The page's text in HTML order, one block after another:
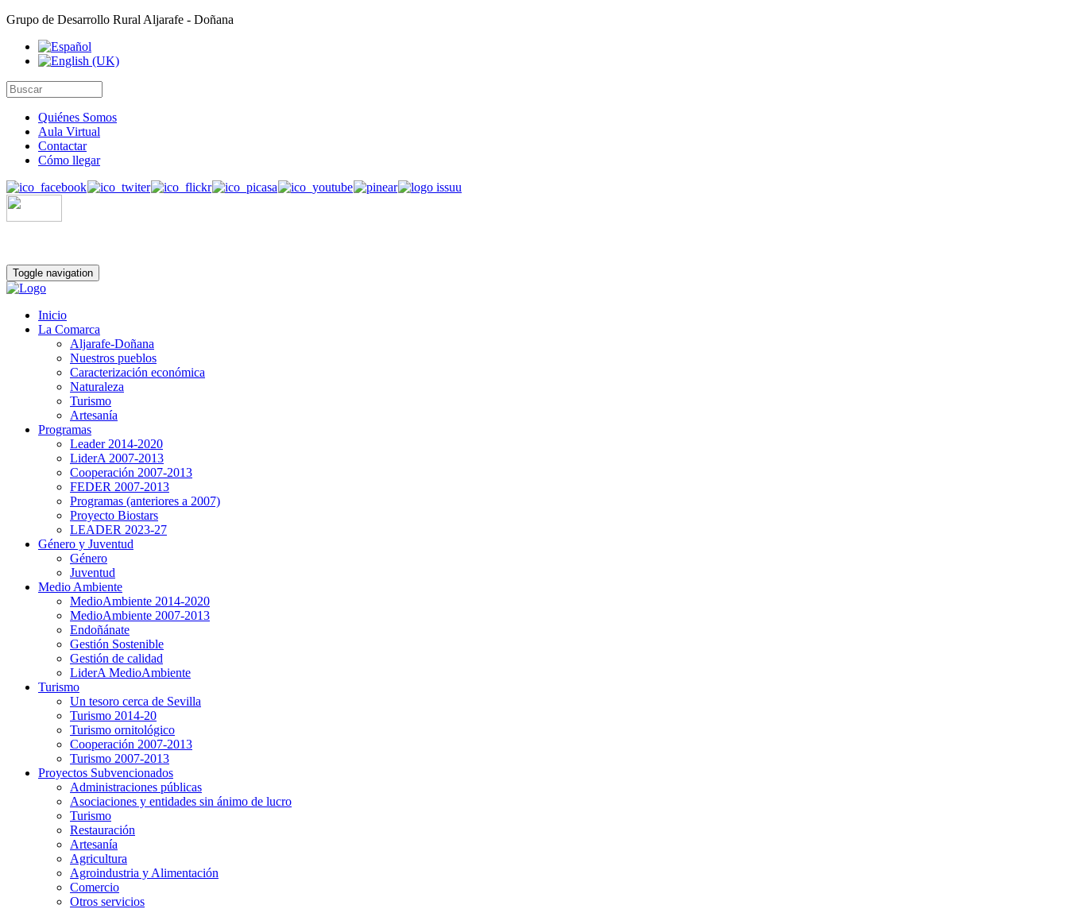
Grupo de Desarrollo Rural Aljarafe - Doñana
Quiénes Somos
Aula Virtual
Contactar
Cómo llegar
Toggle navigation
Inicio
La Comarca
Aljarafe-Doñana
Nuestros pueblos
Caracterización económica
Naturaleza
Turismo
Artesanía
Programas
Leader 2014-2020
LiderA 2007-2013
Cooperación 2007-2013
FEDER 2007-2013
Programas (anteriores a 2007)
Proyecto Biostars
LEADER 2023-27
Género y Juventud
Género
Juventud
Medio Ambiente
MedioAmbiente 2014-2020
MedioAmbiente 2007-2013
Endoñánate
Gestión Sostenible
Gestión de calidad
LiderA MedioAmbiente
Turismo
Un tesoro cerca de Sevilla
Turismo 2014-20
Turismo ornitológico
Cooperación 2007-2013
Turismo 2007-2013
Proyectos Subvencionados
Administraciones públicas
Asociaciones y entidades sin ánimo de lucro
Turismo
Restauración
Artesanía
Agricultura
Agroindustria y Alimentación
Comercio
Otros servicios